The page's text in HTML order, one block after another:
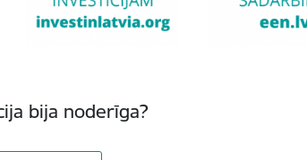
bija noderīga?